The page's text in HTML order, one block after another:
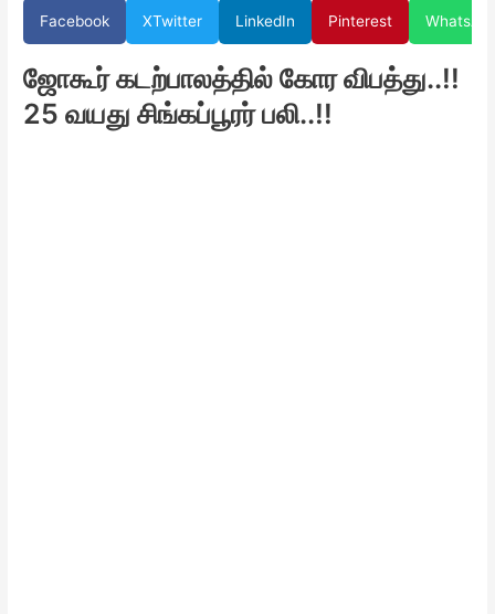
Facebook XTwitter LinkedIn Pinterest
ஜோகூர் கடற்பாலத்தில் கோர விபத்து..!!
25 வயது சிங்கப்பூரர் பலி..!!